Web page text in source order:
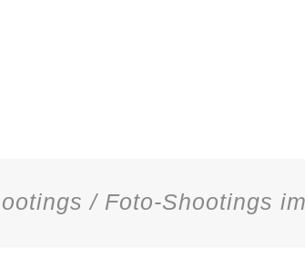
/ Foto-Shootings